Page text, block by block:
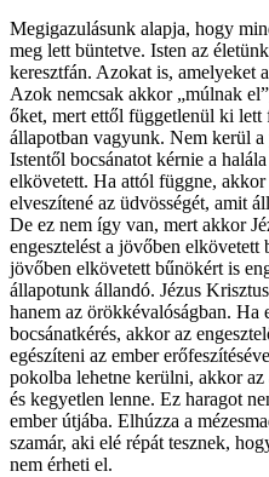
Megigazulásunk alapja, hogy
meg lett büntetve. Isten az
keresztfán. Azokat is, amelyeket
Azok nemcsak akkor „múlnak
őket, mert ettől függetlenül ki lett
állapotban vagyunk. Nem kerül
Istentől bocsánatot kérnie a
elkövetett. Ha attól függne,
elveszítené az üdvösségét, amit
De ez nem így van, mert akkor
engesztelést a jövőben elkövetett
jövőben elkövetett bűnökért is
állapotunk állandó. Jézus
hanem az örökkévalóságban. Ha
bocsánatkérés, akkor az
egészíteni az ember
pokolba lehetne kerülni, akkor
és kegyetlen lenne. Ez haragot
ember útjába. Elhúzza a
szamár, aki elé répát tesznek,
nem érheti el.